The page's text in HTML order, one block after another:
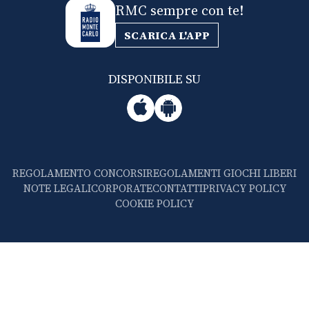
RMC sempre con te!
SCARICA L'APP
DISPONIBILE SU
REGOLAMENTO CONCORSIREGOLAMENTI GIOCHI LIBERI
NOTE LEGALICORPORATECONTATTIPRIVACY POLICY
COOKIE POLICY